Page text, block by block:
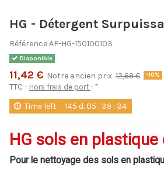
HG - Détergent
RéférenceAF-HG-150100103
Disponible
11,42 € Notre ancien prix 12,69 € -10%
TTC Hors frais de port *
Time left 145 d. 05 : 39 : 34
HG sols en
Pour le nettoyage des sols en